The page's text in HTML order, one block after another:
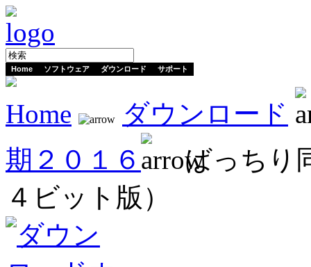
Home ソフトウェア ダウンロード サポート
Home
ダウンロード
期２０１６
ばっちり
４ビット版）